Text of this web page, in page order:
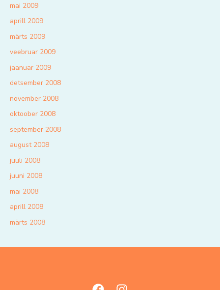
mai 2009
aprill 2009
märts 2009
veebruar 2009
jaanuar 2009
detsember 2008
november 2008
oktoober 2008
september 2008
august 2008
juuli 2008
juuni 2008
mai 2008
aprill 2008
märts 2008